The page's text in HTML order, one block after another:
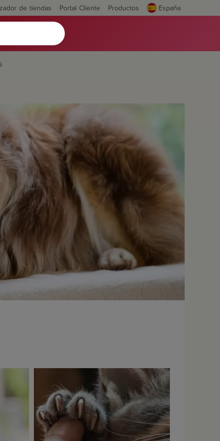
de tiendas Portal Cliente Productos España